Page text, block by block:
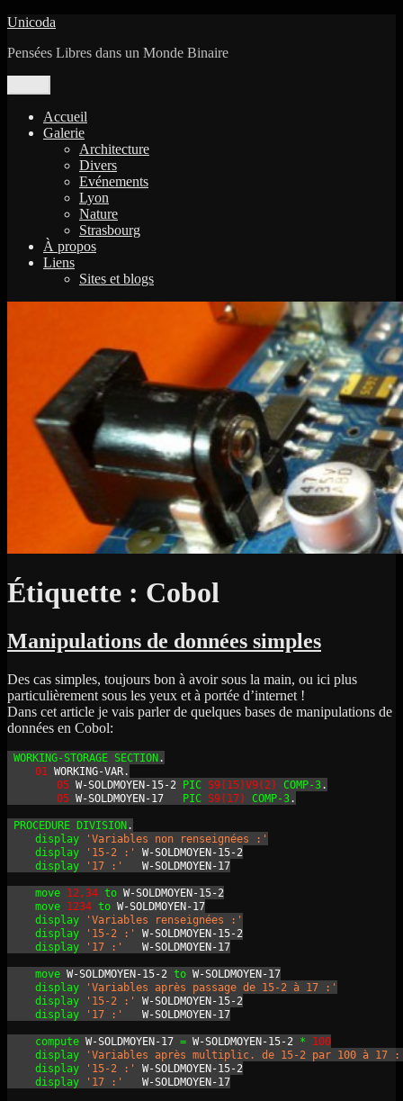
Aller
contenu
Unicoda
Pensées Libres dans un Monde Binaire
Accueil
Galerie
Architecture
Divers
Evénements
Lyon
Nature
Strasbourg
À propos
Liens
Sites et blogs
Étiquette : Cobol
Manipulations de données simples
Des cas simples, toujours bon à avoir sous la main, ou ici plus
particulièrement sous les yeux et à portée d’internet !
Dans cet article je vais parler de quelques bases de manipulations de
données en Cobol:
WORKING-STORAGE SECTION.
01
WORKING-VAR.
05 W-SOLDMOYEN-15-2 PIC S9(15)V9(2) COMP-3.
05 W-SOLDMOYEN-17 PIC S9(17) COMP-3.
PROCEDURE DIVISION.
display
'Variables non renseignées :'
display
'15-2 :'
W-SOLDMOYEN-15-2
display
'17 :'
   W-SOLDMOYEN-17
move 12,34 to W-SOLDMOYEN-15-2
move 1234 to W-SOLDMOYEN-17
display
'Variables renseignées :'
display
'15-2 :'
W-SOLDMOYEN-15-2
display
'17 :'
   W-SOLDMOYEN-17
move W-SOLDMOYEN-15-2 to W-SOLDMOYEN-17
display
'Variables après passage de 15-2 à 17 :'
display
'15-2 :'
W-SOLDMOYEN-15-2
display
'17 :'
   W-SOLDMOYEN-17
compute W-SOLDMOYEN-17 = W-SOLDMOYEN-15-2 *
100
display
'Variables après multiplic. de 15-2 par 100 à 17
display
'15-2 :'
W-SOLDMOYEN-15-2
display
'17 :'
   W-SOLDMOYEN-17